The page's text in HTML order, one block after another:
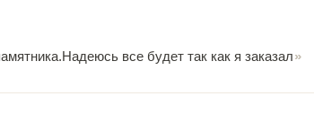
все будет так как я заказал